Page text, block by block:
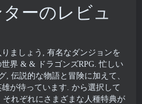
ーのレビュ
ましょう, 有名なダンジョンを
界 & & ドラゴンズRPG. 忙しい
, 伝説的な物語と冒険に加えて、
が待っています. から選択して
それぞれにさまざまな人種特典が